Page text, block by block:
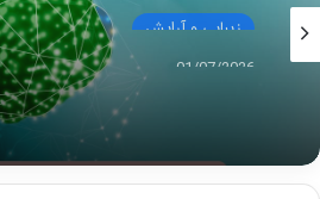
زیبایی و آرایش
تاثیر رنگ در یادگیری چیست؟
حافظه، ذهن و یادگیری شما